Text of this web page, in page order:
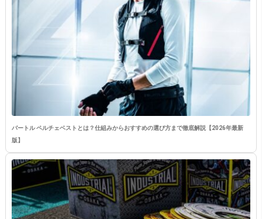
バートル ペルチェベストとは？仕組みからおすすめの選び方まで徹底解説【2026年最新
版】